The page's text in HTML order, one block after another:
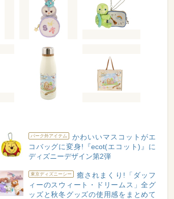
パーク外アイテム
かわいいマスコットがエ
コバッグに変身!『ecot(エコット)』に
ディズニーデザイン第2弾
東京ディズニーシー
癒されまくり!「ダッフ
ィーのスウィート・ドリームス」全グ
ッズと秋冬グッズの使用感をまとめて